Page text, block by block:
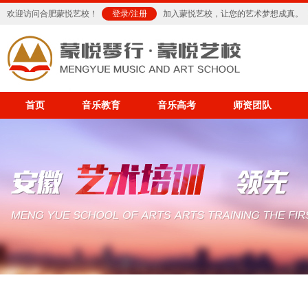
欢迎访问合肥蒙悦艺校！ 登录/注册 加入蒙悦艺校，让您的艺术梦想成真。
首页 音乐教育 音乐高考 师资团队